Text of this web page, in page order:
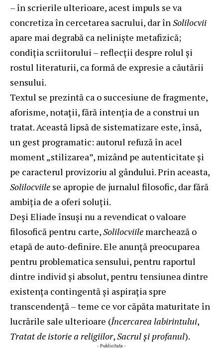
– în scrierile ulterioare, acest impuls se va
concretiza în cercetarea sacrului, dar în Solilocvii
apare mai degrabă ca neliniște metafizică;
condiția scriitorului – reflecții despre rolul și
rostul literaturii, ca formă de expresie a căutării
sensului.
Textul se prezintă ca o succesiune de fragmente,
aforisme, notații, fără intenția de a construi un
tratat. Această lipsă de sistematizare este, însă,
un gest programatic: autorul refuză în acel
moment „stilizarea”, mizând pe autenticitate și
pe caracterul provizoriu al gândului. Prin aceasta,
Solilocviile se apropie de jurnalul filosofic, dar fără
ambiția de a oferi soluții.
Deși Eliade însuși nu a revendicat o valoare
filosofică pentru carte,Solilocviile marchează o
etapă de auto-definire. Ele anunță preocuparea
pentru problematica sensului, pentru raportul
dintre individ și absolut, pentru tensiunea dintre
existența contingentă și aspirația spre
transcendență – teme ce vor căpăta maturitate în
lucrările sale ulterioare (Încercarea labirintului,
Tratat de istorie a religiilor,Sacrul și profanul).
- Publicitate -